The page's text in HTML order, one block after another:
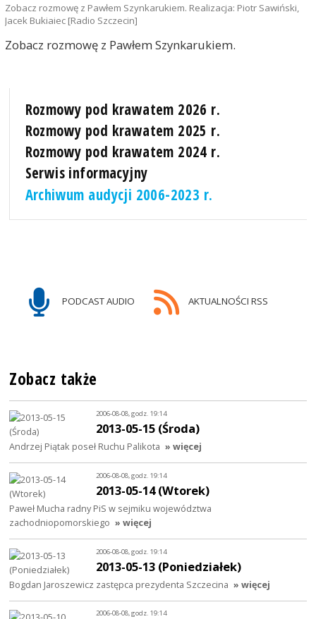
Zobacz rozmowę z Pawłem Szynkarukiem. Realizacja: Piotr Sawiński,
Jacek Bukiaiec [Radio Szczecin]
Zobacz rozmowę z Pawłem Szynkarukiem.
Rozmowy pod krawatem 2026 r.
Rozmowy pod krawatem 2025 r.
Rozmowy pod krawatem 2024 r.
Serwis informacyjny
Archiwum audycji 2006-2023 r.
PODCAST AUDIO AKTUALNOŚCI RSS
Zobacz także
2006-08-08, godz. 19:14
2013-05-15 (Środa)
Andrzej Piątak poseł Ruchu Palikota » więcej
2006-08-08, godz. 19:14
2013-05-14 (Wtorek)
Paweł Mucha radny PiS w sejmiku województwa
zachodniopomorskiego » więcej
2006-08-08, godz. 19:14
2013-05-13 (Poniedziałek)
Bogdan Jaroszewicz zastępca prezydenta Szczecina » więcej
2006-08-08, godz. 19:14